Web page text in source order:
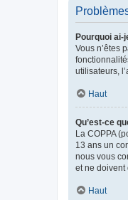
Pourquoi ai-
Vous n’êtes
utilisateurs,
Haut
Qu’est-ce
La COPPA
13 ans un
nous vous
et ne doivent
Haut